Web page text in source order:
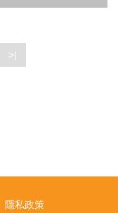
>|
隱私政策